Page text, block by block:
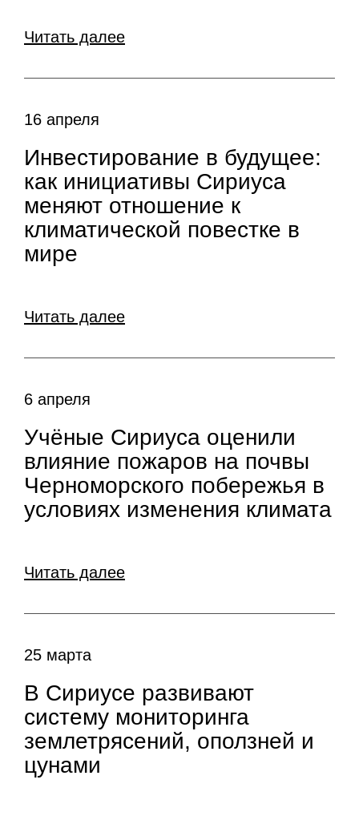
Читать далее
16 апреля
Инвестирование в будущее:
как инициативы Сириуса
меняют отношение к
климатической повестке в
мире
Читать далее
6 апреля
Учёные Сириуса оценили
влияние пожаров на почвы
Черноморского побережья в
условиях изменения климата
Читать далее
25 марта
В Сириусе развивают
систему мониторинга
землетрясений, оползней и
цунами